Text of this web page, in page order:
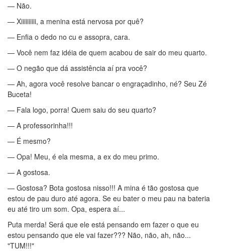
— Não.
— Xiiiiiiiiii, a menina está nervosa por quê?
— Enfia o dedo no cu e assopra, cara.
— Você nem faz idéia de quem acabou de sair do meu quarto.
— O negão que dá assistência aí pra você?
— Ah, agora você resolve bancar o engraçadinho, né? Seu Zé
Buceta!
— Fala logo, porra! Quem saiu do seu quarto?
— A professorinha!!!
— É mesmo?
— Opa! Meu, é ela mesma, a ex do meu primo.
— A gostosa.
— Gostosa? Bota gostosa nisso!!! A mina é tão gostosa que
estou de pau duro até agora. Se eu bater o meu pau na bateria
eu até tiro um som. Opa, espera aí...
Puta merda! Será que ele está pensando em fazer o que eu
estou pensando que ele vai fazer??? Não, não, ah, não...
"TUM!!!"